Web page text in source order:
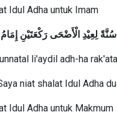
Idul Adha untuk Imam
لِعِيْدِ الْأَضْحَى رَكْعَتَيْنِ إِمَامُ
li'aydil adh-ha
niat shalat Idul Adha
Idul Adha untuk Makmum